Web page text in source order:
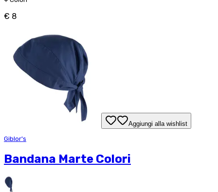
€ 8
Aggiungi alla wishlist
Giblor's
Bandana Marte Colori